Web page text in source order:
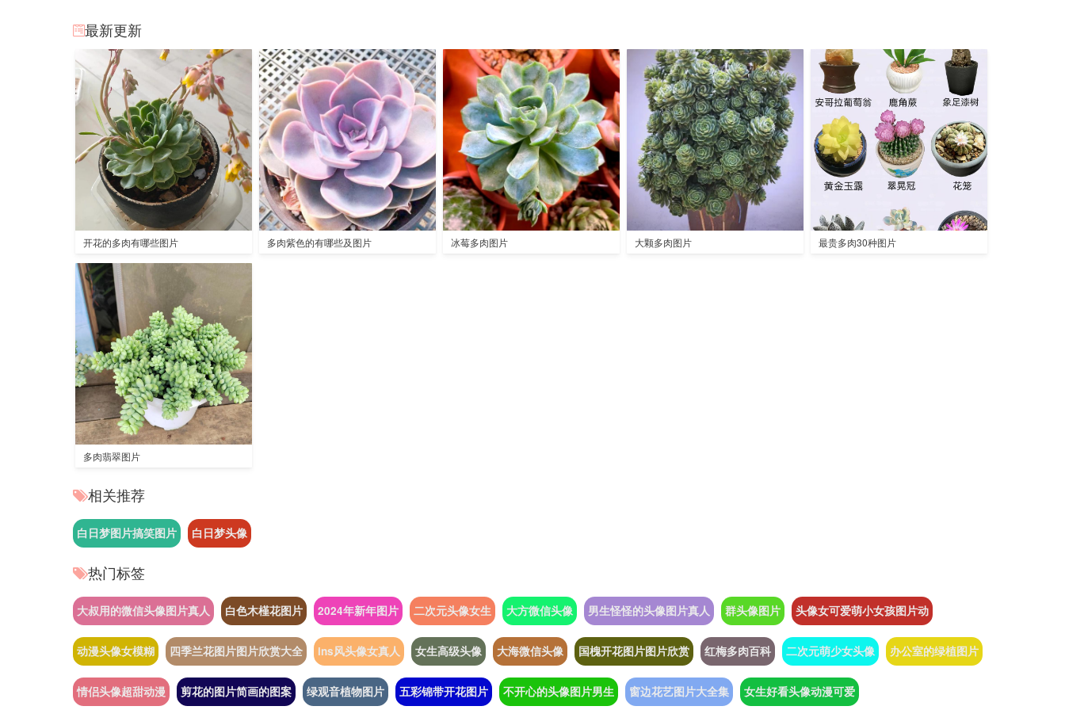
最新更新
开花的多肉有哪些图片 多肉紫色的有哪些及图片 冰莓多肉图片 大颗多肉图片 最贵多肉30种图片
多肉翡翠图片
相关推荐
白日梦图片搞笑图片 白日梦头像
热门标签
大叔用的微信头像图片真人 白色木槿花图片 2024年新年图片 二次元头像女生 大方微信头像 男生怪怪的头像图片真人 群头像图片 头像女可爱萌小女孩图片动
动漫头像女模糊 四季兰花图片图片欣赏大全 ins风头像女真人 女生高级头像 大海微信头像 国槐开花图片图片欣赏 红梅多肉百科 二次元萌少女头像 办公室的绿植图片
情侣头像超甜动漫 剪花的图片简画的图案 绿观音植物图片 五彩锦带开花图片 不开心的头像图片男生 窗边花艺图片大全集 女生好看头像动漫可爱